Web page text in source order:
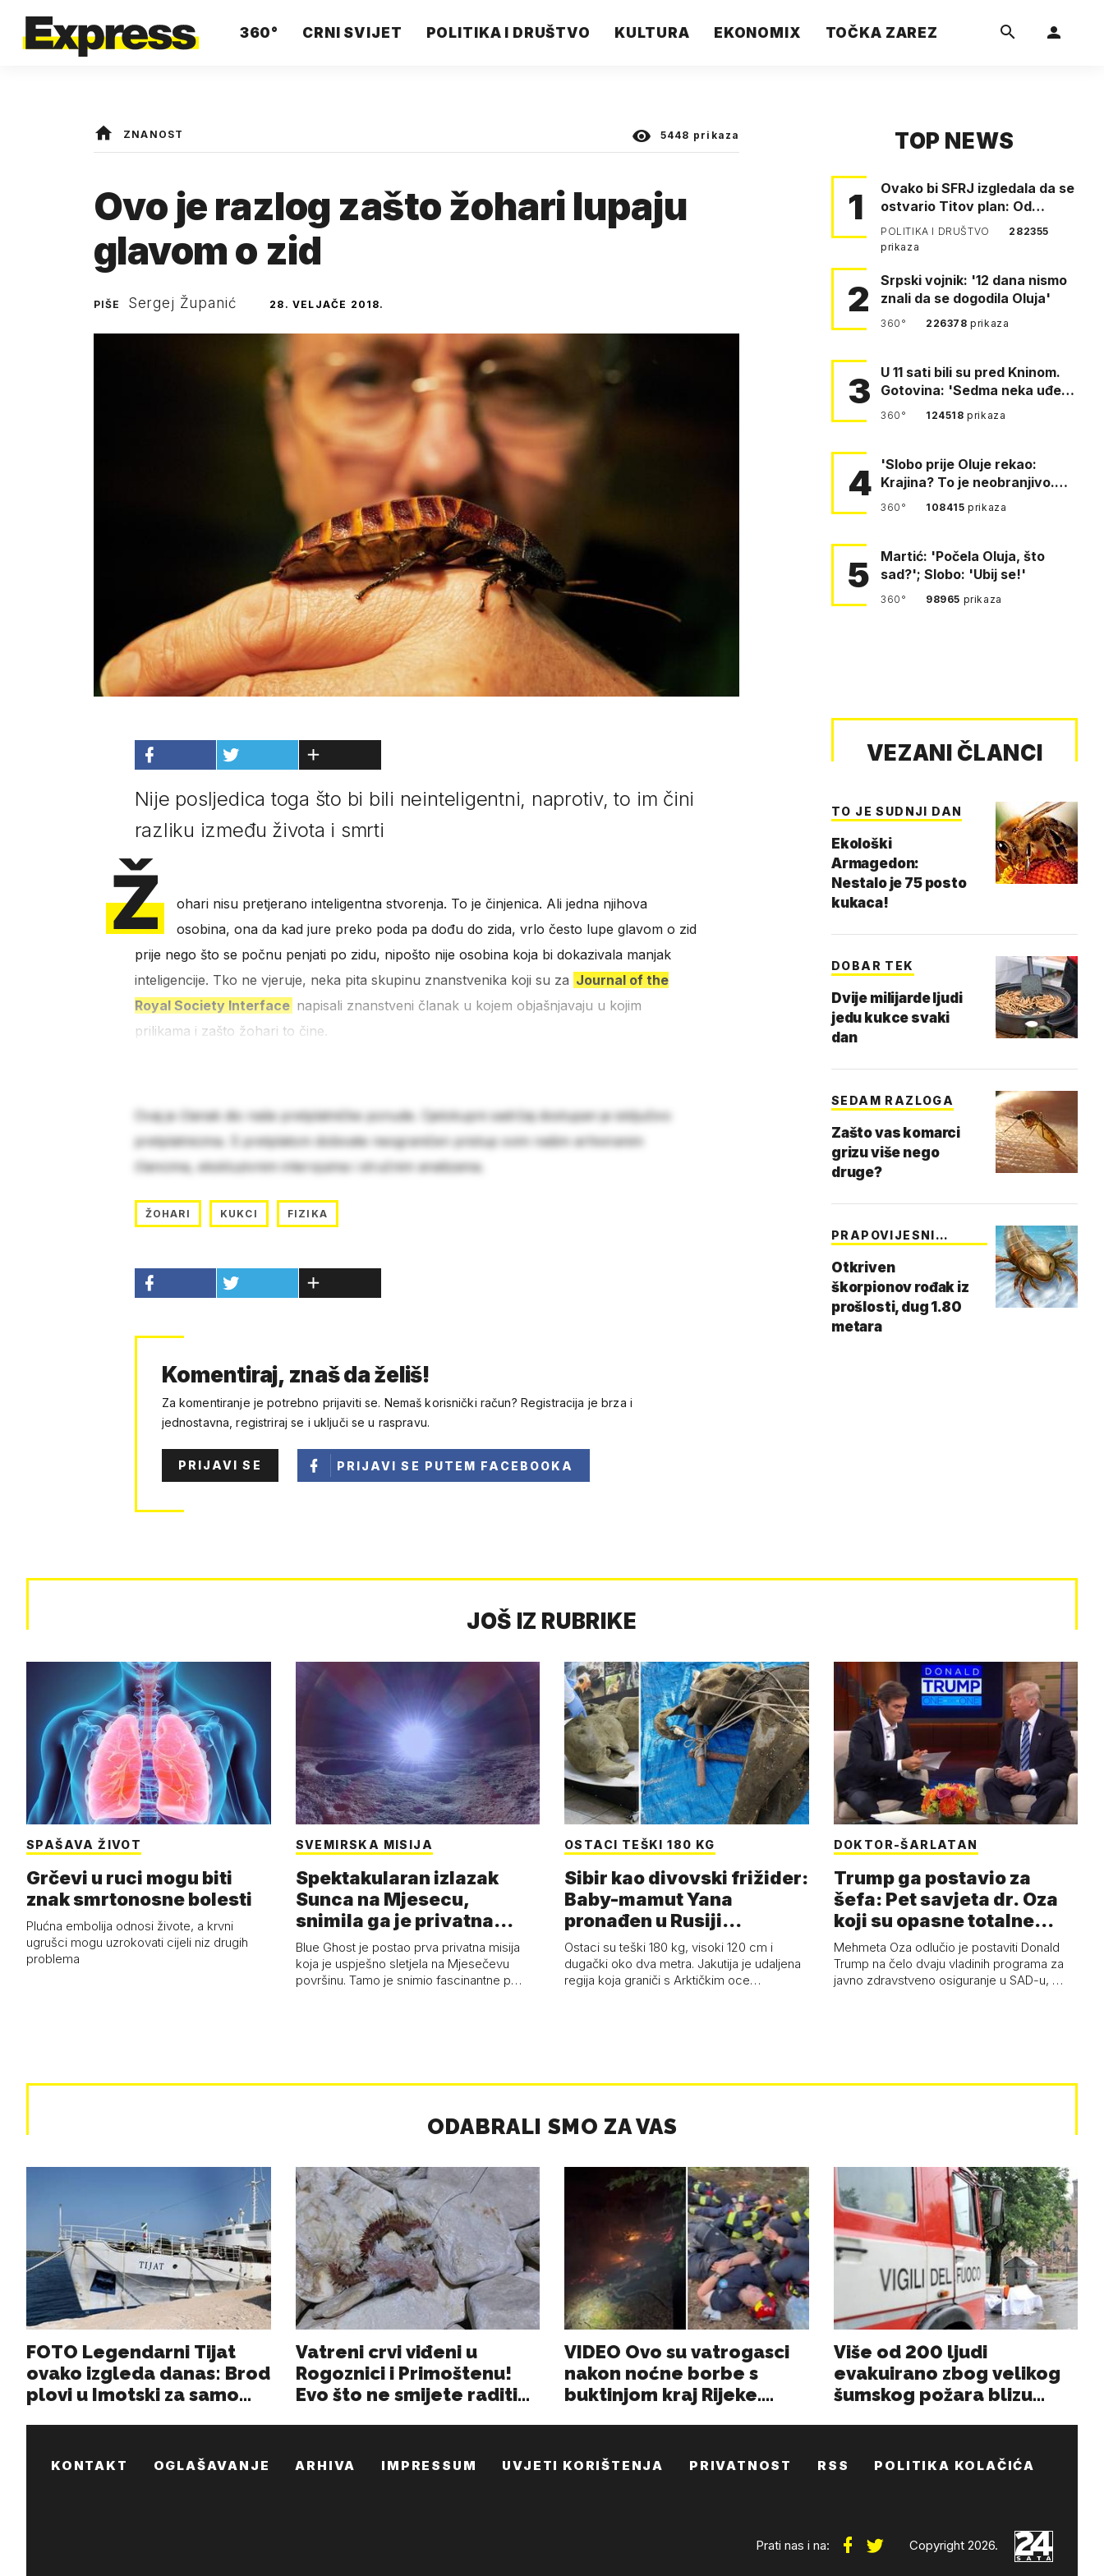
360° CRNI SVIJET POLITIKA I DRUŠTVO KULTURA EKONOMIX TOČKA ZAREZ
ZNANOST 5448 prikaza
Ovo je razlog zašto žohari lupaju
glavom o zid
PIŠE Sergej Županić 28. VELJAČE 2018.
Nije posljedica toga što bi bili neinteligentni, naprotiv, to im čini
razliku između života i smrti
Ž
ohari nisu pretjerano inteligentna stvorenja. To je činjenica. Ali jedna njihova
osobina, ona da kad jure preko poda pa dođu do zida, vrlo često lupe glavom o zid
prije nego što se počnu penjati po zidu, nipošto nije osobina koja bi dokazivala manjak
inteligencije. Tko ne vjeruje, neka pita skupinu znanstvenika koji su za Journal of the
Royal Society Interfacenapisali znanstveni članak u kojem objašnjavaju u kojim
prilikama i zašto žohari to čine.
Ovaj je članak dio naše pretplatničke ponude. Cjelokupni sadržaj dostupan je isključivo
pretplatnicima. S pretplatom dobivate neograničen pristup svim našim arhiviranim
člancima, ekskluzivnim intervjuima i stručnim analizama.
ŽOHARI KUKCI FIZIKA
Komentiraj, znaš da želiš!
Za komentiranje je potrebno prijaviti se. Nemaš korisnički račun? Registracija je brza i
jednostavna, registriraj se i uključi se u raspravu.
PRIJAVI SE PRIJAVI SE PUTEM FACEBOOKA
TOP NEWS
1
Ovako bi SFRJ izgledala da se
ostvario Titov plan: Od
Klagenfurta do Istanbula!
POLITIKA I DRUŠTVO
282355
prikaza
2
Srpski vojnik: '12 dana nismo
znali da se dogodila Oluja'
360° 226378prikaza
3
U 11 sati bili su pred Kninom.
Gotovina: 'Sedma neka uđe,
4. gardijska neka g…
360° 124518prikaza
4
'Slobo prije Oluje rekao:
Krajina? To je neobranjivo.
Tuđmana zvao Krivousti'
360° 108415prikaza
5
Martić: 'Počela Oluja, što
sad?'; Slobo: 'Ubij se!'
360° 98965 prikaza
VEZANI ČLANCI
TO JE SUDNJI DAN
Ekološki
Armagedon:
Nestalo je 75 posto
kukaca!
DOBAR TEK
Dvije milijarde ljudi
jedu kukce svaki
dan
SEDAM RAZLOGA
Zašto vas komarci
grizu više nego
druge?
PRAPOVIJESNI
Otkriven
škorpionov rođak iz
prošlosti, dug 1.80
metara
JOŠ IZ RUBRIKE
SPAŠAVA ŽIVOT
Grčevi u ruci mogu biti
znak smrtonosne bolesti
Plućna embolija odnosi živote, a krvni
ugrušci mogu uzrokovati cijeli niz drugih
problema
SVEMIRSKA MISIJA
Spektakularan izlazak
Sunca na Mjesecu,
snimila ga je privatna
letjelica - 'Pla…
Blue Ghost je postao prva privatna misija
koja je uspješno sletjela na Mjesečevu
površinu. Tamo je snimio fascinantne p…
OSTACI TEŠKI 180 KG
Sibir kao divovski frižider:
Baby-mamut Yana
pronađen u Rusiji
najsačuvaniji je…
Ostaci su teški 180 kg, visoki 120 cm i
dugački oko dva metra. Jakutija je udaljena
regija koja graniči s Arktičkim oce…
DOKTOR-ŠARLATAN
Trump ga postavio za
šefa: Pet savjeta dr. Oza
koji su opasne totalne
budalašti…
Mehmeta Oza odlučio je postaviti Donald
Trump na čelo dvaju vladinih programa za
javno zdravstveno osiguranje u SAD-u, …
KONTAKT OGLAŠAVANJE ARHIVA IMPRESSUM UVJETI KORIŠTENJA PRIVATNOST RSS POLITIKA KOLAČIĆA
Prati nas i na: Copyright 2026.